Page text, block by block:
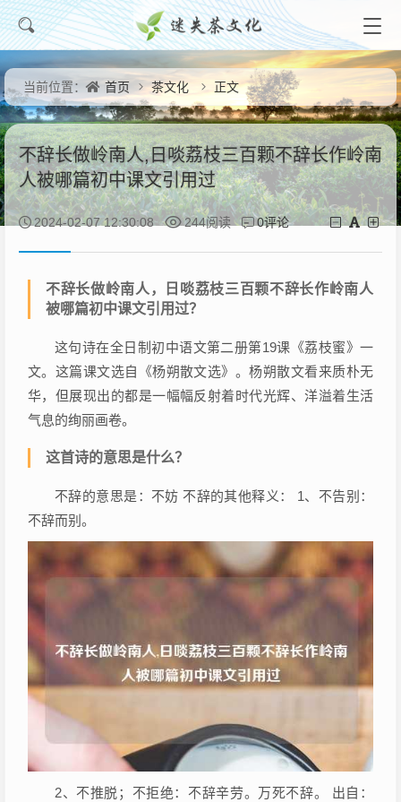
当前位置： 首页 茶文化 正文
不辞长做岭南人,日啖荔枝三百颗不辞长作岭南
人被哪篇初中课文引用过
2024-02-07 12:30:08 244阅读 0评论
不辞长做岭南人，日啖荔枝三百颗不辞长作岭南人
被哪篇初中课文引用过？
这句诗在全日制初中语文第二册第19课《荔枝蜜》一
文。这篇课文选自《杨朔散文选》。杨朔散文看来质朴无
华，但展现出的都是一幅幅反射着时代光辉、洋溢着生活
气息的绚丽画卷。
这首诗的意思是什么？
不辞的意思是：不妨 不辞的其他释义： 1、不告别：
不辞而别。
2、不推脱；不拒绝：不辞辛劳。万死不辞。 出自：